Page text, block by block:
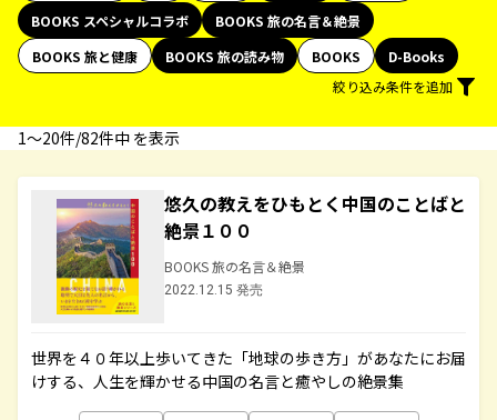
BOOKS スペシャルコラボ
BOOKS 旅の名言＆絶景
BOOKS 旅と健康
BOOKS 旅の読み物 BOOKS
D-Books
絞り込み条件を追加
1〜20件/82件中 を表示
悠久の教えをひもとく中国のことばと
絶景１００
BOOKS 旅の名言＆絶景
2022.12.15 発売
世界を４０年以上歩いてきた「地球の歩き方」があなたにお届
けする、人生を輝かせる中国の名言と癒やしの絶景集